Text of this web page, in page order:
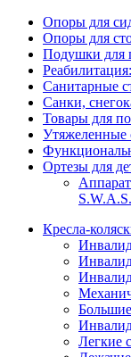
Опоры для
Опоры для
Подушки для
Санитарные
Санки,
Товары для
Утяжеленные
Ортезы для
Кресла-
Легкие